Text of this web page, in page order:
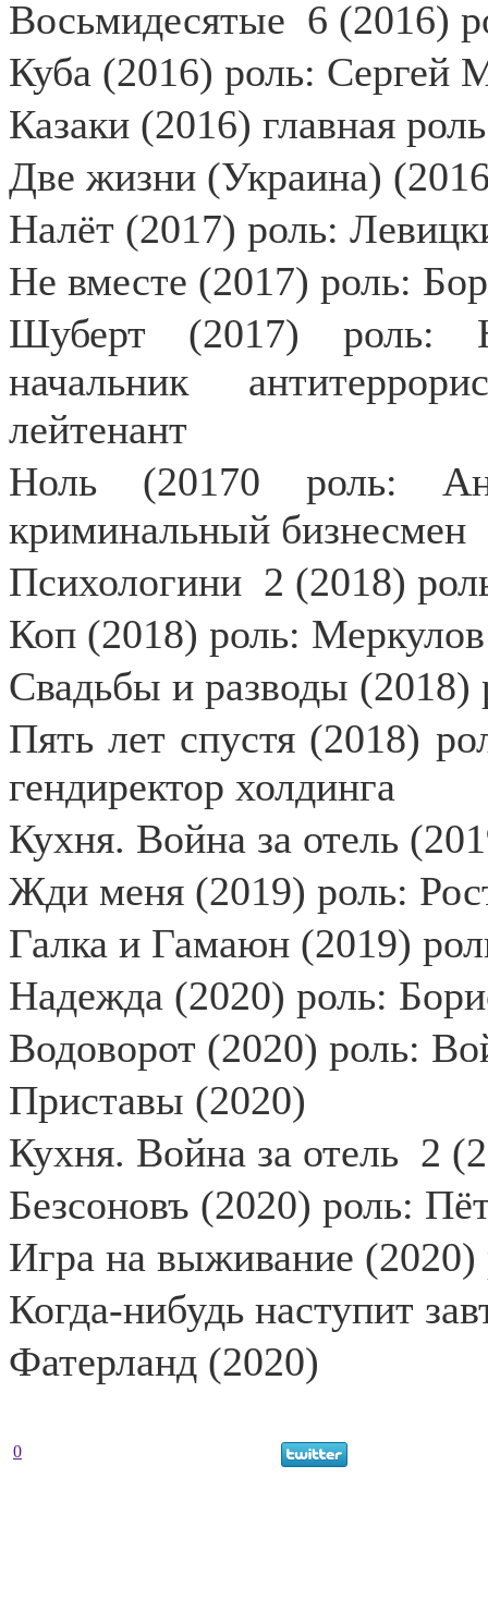
Восьмидесятые 6 (2016)
Куба (2016) роль: Сергей
Казаки (2016) главная
Две жизни (Украина)
Налёт (2017) роль:
Не вместе (2017) роль:
Шуберт (2017) роль:
начальник
лейтенант
Ноль (20170 роль:
криминальный бизнесмен
Психологини 2 (2018)
Коп (2018) роль: Меркулов
Свадьбы и разводы
Пять лет спустя (2018)
гендиректор холдинга
Кухня. Война за отель
Жди меня (2019) роль:
Галка и Гамаюн (2019)
Надежда (2020) роль:
Водоворот (2020) роль:
Приставы (2020)
Кухня. Война за отель 2
Безсоновъ (2020) роль:
Игра на выживание
Когда-нибудь наступит
Фатерланд (2020)
0